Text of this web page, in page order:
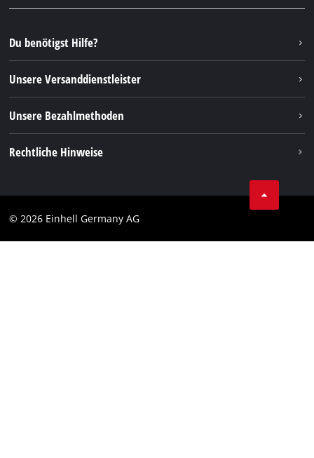
FAQs
Rücksendungen / Widerruf
Verpackungsrichtlinien
Hinweise zur Batterieentsorgung
Vertrag widerrufen
Instagram
TikTok
Pinterest
Linkedin
Du benötigst Hilfe?
Unsere Versanddienstleister
Unsere Bezahlmethoden
Rechtliche Hinweise
Impressum
© 2026 Einhell Germany AG